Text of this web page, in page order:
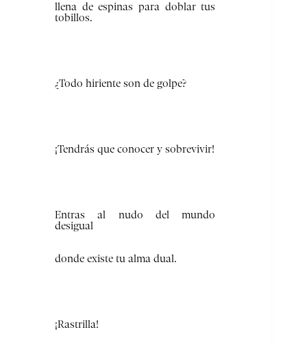
llena de espinas para doblar tus
tobillos.
¿Todo hiriente son de golpe?
¡Tendrás que conocer y sobrevivir!
Entras al nudo del mundo
desigual
donde existe tu alma dual.
¡Rastrilla!